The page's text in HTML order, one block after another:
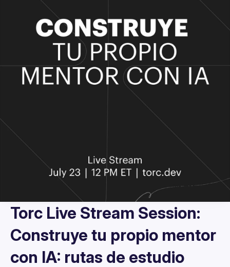
Torc Live Stream Session:
Construye tu propio mentor
con IA: rutas de estudio